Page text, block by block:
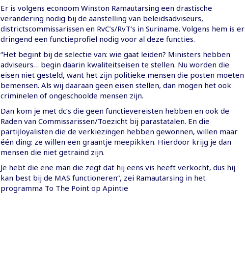
Er is volgens econoom Winston Ramautarsing een drastische
verandering nodig bij de aanstelling van beleidsadviseurs,
districtscommissarissen en RvC’s/RvT’s in Suriname. Volgens hem is er
dringend een functieprofiel nodig voor al deze functies.
“Het begint bij de selectie van: wie gaat leiden? Ministers hebben
adviseurs… begin daarin kwaliteitseisen te stellen. Nu worden die
eisen niet gesteld, want het zijn politieke mensen die posten moeten
bemensen. Als wij daaraan geen eisen stellen, dan mogen het ook
criminelen of ongeschoolde mensen zijn.
Dan kom je met dc’s die geen functievereisten hebben en ook de
Raden van Commissarissen/Toezicht bij parastatalen. En die
partijloyalisten die de verkiezingen hebben gewonnen, willen maar
één ding: ze willen een graantje meepikken. Hierdoor krijg je dan
mensen die niet getraind zijn.
Je hebt die ene man die zegt dat hij eens vis heeft verkocht, dus hij
kan best bij de MAS functioneren”, zei Ramautarsing in het
programma To The Point op Apintie